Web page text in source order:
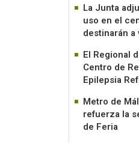
La Junta
uso en el
destinarán
El Regional
Centro de
Epilepsia
Metro de
refuerza la
de Feria